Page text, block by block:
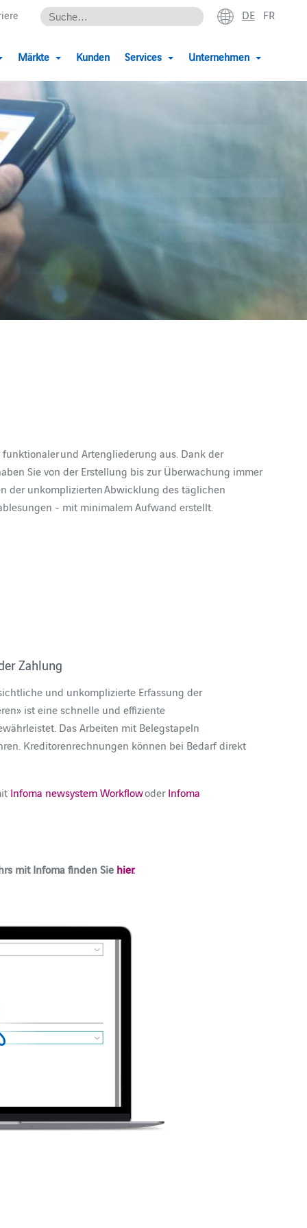
DE FR
Märkte Kunden Services Unternehmen
und Artengliederung aus. Dank der
Sie von der Erstellung bis zur Überwachung immer
der unkomplizierten Abwicklung des täglichen
- mit minimalem Aufwand erstellt.
Zahlung
und unkomplizierte Erfassung der
ist eine schnelle und effiziente
Das Arbeiten mit Belegstapeln
Kreditorenrechnungen können bei Bedarf direkt
Infoma newsystem WorkflowoderInfoma
mit Infoma finden Sie hier.